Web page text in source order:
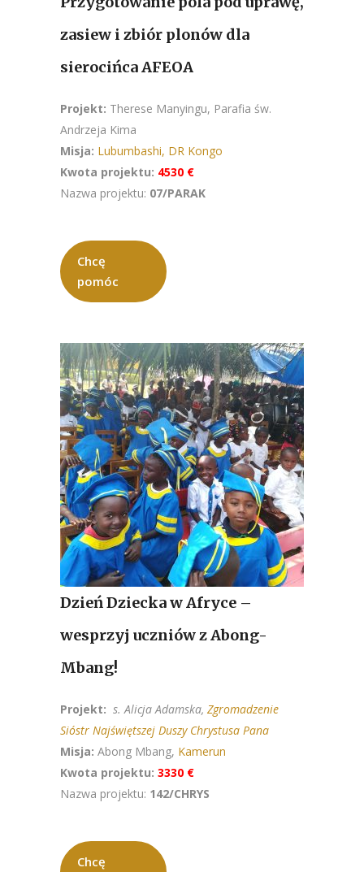
zasiew i zbiór plonów dla
sierocińca AFEOA
Projekt: Therese Manyingu, Parafia św.
Andrzeja Kima
Misja: Lubumbashi, DR Kongo
Kwota projektu: 4530 €
Nazwa projektu: 07/PARAK
Chcę
pomóc
Dzień Dziecka w Afryce –
wesprzyj uczniów z Abong-
Mbang!
Projekt: s. Alicja Adamska, Zgromadzenie
Sióstr Najświętszej Duszy Chrystusa Pana
Misja: Abong Mbang, Kamerun
Kwota projektu: 3330 €
Nazwa projektu: 142/CHRYS
Chcę